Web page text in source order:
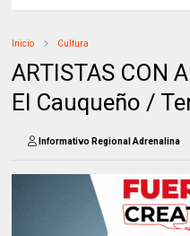
Inicio Cultura
ARTISTAS CON
El Cauqueño /
Informativo Regional Adrenalina